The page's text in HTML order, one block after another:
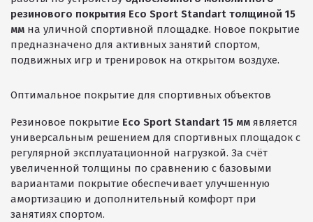
ПРОЕКТНЫЕ РЕШЕНИЯ СПОРТИВНЫХ ПЛОЩАДОК
ПРОЕКТНЫЕ РЕШЕНИЯ ДЕТСКИХ ПЛОЩАДОК
ПРОЕКТНЫЕ РЕШЕНИЯ ПРОФЕССИОНАЛЬНЫХ БЕГОВЫХ
Решение компании “Экополис” под Приказ №1134
Антискользящее покрытие для бассейна
Водонепроницаемые покрытия
Покрытие для отмостки
резинового покрытия Eco Sport Standart толщиной 15
мм на уличной спортивной площадке. Новое покрытие
предназначено для активных занятий спортом,
подвижных игр и тренировок на открытом воздухе.
Оптимальное покрытие для спортивных объектов
Резиновое покрытие Eco Sport Standart 15 мм является
универсальным решением для спортивных площадок с
регулярной эксплуатационной нагрузкой. За счёт
увеличенной толщины по сравнению с базовыми
вариантами покрытие обеспечивает улучшенную
амортизацию и дополнительный комфорт при
занятиях спортом.